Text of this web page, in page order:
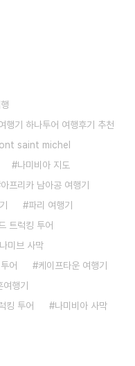
행기 하나투어 여행후기 추천
saint michel
나미비아 지도
아프리카 남아공 여행기
파리 여행기
트럭킹 투어
나미브 사막
어
케이프타운 여행기
행기
킹 투어
나미비아 사막